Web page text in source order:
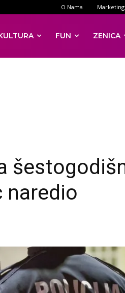
O Nama Marketing
FUN ZENICA
naredio